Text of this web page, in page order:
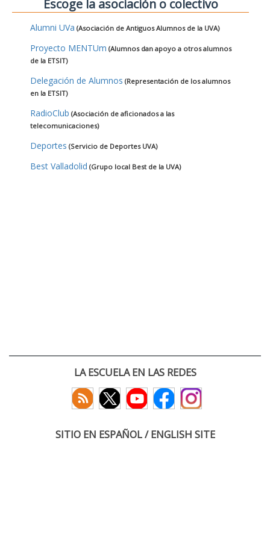
Escoge la asociación o colectivo
Alumni UVa (Asociación de Antiguos Alumnos de la UVA)
Proyecto MENTUm (Alumnos dan apoyo a otros alumnos
de la ETSIT)
Delegación de Alumnos (Representación de los alumnos
en la ETSIT)
RadioClub (Asociación de aficionados a las
telecomunicaciones)
Deportes (Servicio de Deportes UVA)
Best Valladolid (Grupo local Best de la UVA)
LA ESCUELA EN LAS REDES
SITIO EN ESPAÑOL / ENGLISH SITE